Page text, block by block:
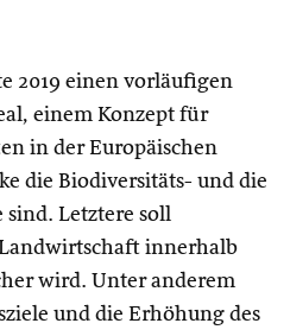
2019 einen vorläufigen
einem Konzept für
in der Europäischen
die Biodiversitäts- und die
Letztere soll
innerhalb
wird. Unter anderem
und die Erhöhung des